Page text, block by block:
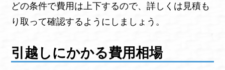
どの条件で費用は上下するので、詳しくは見積も
り取って確認するようにしましょう。
引越しにかかる費用相場